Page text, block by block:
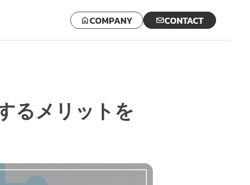
COMPANY CONTACT
るメリットを